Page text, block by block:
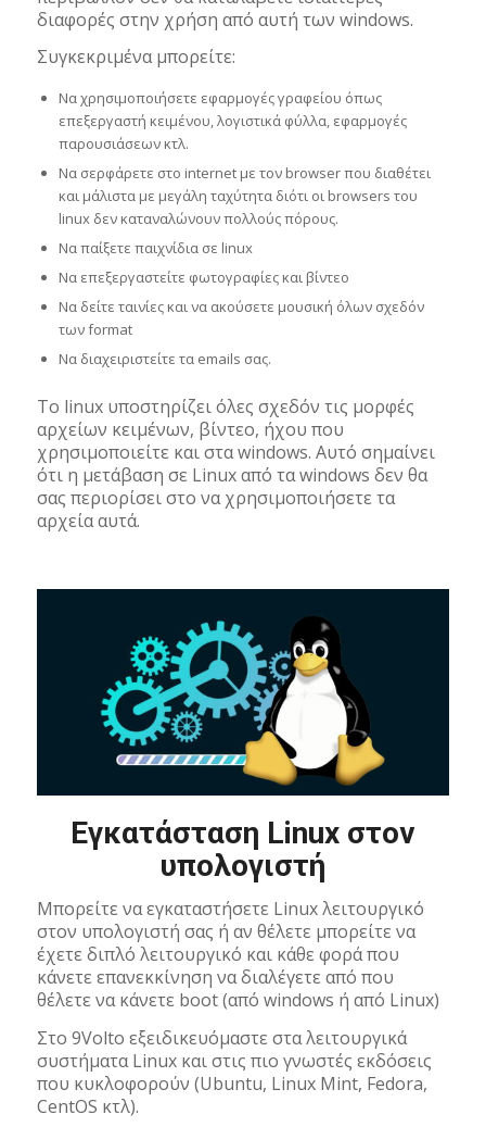
διαφορές στην χρήση από αυτή των windows.
Συγκεκριμένα μπορείτε:
Να χρησιμοποιήσετε εφαρμογές γραφείου όπως
επεξεργαστή κειμένου, λογιστικά φύλλα, εφαρμογές
παρουσιάσεων κτλ.
Να σερφάρετε στο internet με τον browser που διαθέτει
και μάλιστα με μεγάλη ταχύτητα διότι οι browsers του
linux δεν καταναλώνουν πολλούς πόρους.
Να παίξετε παιχνίδια σε linux
Να επεξεργαστείτε φωτογραφίες και βίντεο
Να δείτε ταινίες και να ακούσετε μουσική όλων σχεδόν
των format
Να διαχειριστείτε τα emails σας.
Το linux υποστηρίζει όλες σχεδόν τις μορφές
αρχείων κειμένων, βίντεο, ήχου που
χρησιμοποιείτε και στα windows. Αυτό σημαίνει
ότι η μετάβαση σε Linux από τα windows δεν θα
σας περιορίσει στο να χρησιμοποιήσετε τα
αρχεία αυτά.
Εγκατάσταση Linux στον
υπολογιστή
Μπορείτε να εγκαταστήσετε Linux λειτουργικό
στον υπολογιστή σας ή αν θέλετε μπορείτε να
έχετε διπλό λειτουργικό και κάθε φορά που
κάνετε επανεκκίνηση να διαλέγετε από που
θέλετε να κάνετε boot (από windows ή από Linux)
Στο 9Volto εξειδικευόμαστε στα λειτουργικά
συστήματα Linux και στις πιο γνωστές εκδόσεις
που κυκλοφορούν (Ubuntu, Linux Mint, Fedora,
CentOS κτλ).